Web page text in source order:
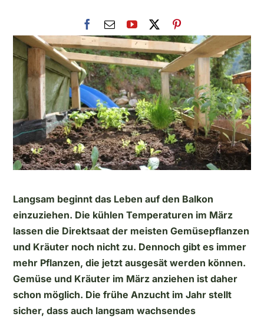
Langsam beginnt das Leben auf den Balkon
einzuziehen. Die kühlen Temperaturen im März
lassen die Direktsaat der meisten Gemüsepflanzen
und Kräuter noch nicht zu. Dennoch gibt es immer
mehr Pflanzen, die jetzt ausgesät werden können.
Gemüse und Kräuter im März anziehen ist daher
schon möglich. Die frühe Anzucht im Jahr stellt
sicher, dass auch langsam wachsendes